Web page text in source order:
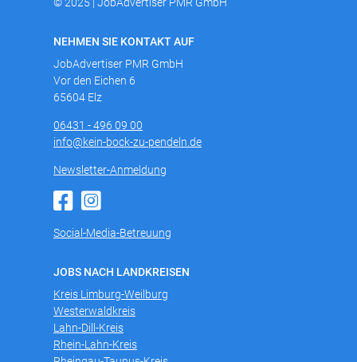
NEHMEN SIE KONTAKT AUF
JobAdvertiser PMR GmbH
Vor den Eichen 6
65604 Elz
06431 - 496 09 00
info@kein-bock-zu-pendeln.de
Newsletter-Anmeldung
Social-Media-Betreuung
JOBS NACH LANDKREISEN
Kreis Limburg-Weilburg
Westerwaldkreis
Lahn-Dill-Kreis
Rhein-Lahn-Kreis